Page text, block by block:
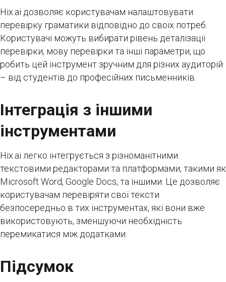
Hix.ai дозволяє користувачам налаштовувати
перевірку граматики відповідно до своїх потреб.
Користувачі можуть вибирати рівень деталізації
перевірки, мову перевірки та інші параметри, що
робить цей інструмент зручним для різних аудиторій
– від студентів до професійних письменників.
Інтеграція з іншими
інструментами
Hix.ai легко інтегрується з різноманітними
текстовими редакторами та платформами, такими як
Microsoft Word, Google Docs, та іншими. Це дозволяє
користувачам перевіряти свої тексти
безпосередньо в тих інструментах, які вони вже
використовують, зменшуючи необхідність
перемикатися між додатками.
Підсумок